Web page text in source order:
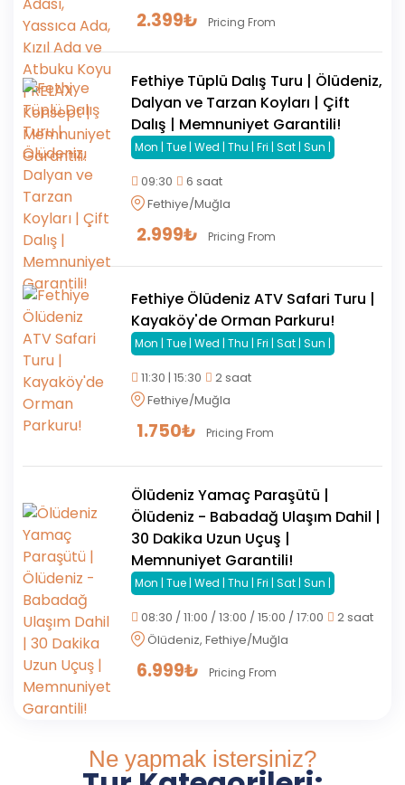
2.399₺ Pricing From
Fethiye Tüplü Dalış Turu | Ölüdeniz,
Dalyan ve Tarzan Koyları | Çift
Dalış | Memnuniyet Garantili!
Mon | Tue | Wed | Thu | Fri | Sat | Sun |
09:30
6 saat
Fethiye/Muğla
2.999₺ Pricing From
Fethiye Ölüdeniz ATV Safari Turu |
Kayaköy'de Orman Parkuru!
Mon | Tue | Wed | Thu | Fri | Sat | Sun |
11:30 | 15:30
2 saat
Fethiye/Muğla
1.750₺ Pricing From
Ölüdeniz Yamaç Paraşütü |
Ölüdeniz - Babadağ Ulaşım Dahil |
30 Dakika Uzun Uçuş |
Memnuniyet Garantili!
Mon | Tue | Wed | Thu | Fri | Sat | Sun |
08:30 / 11:00 / 13:00 / 15:00 / 17:00
2 saat
Ölüdeniz, Fethiye/Muğla
6.999₺ Pricing From
Ne yapmak istersiniz?